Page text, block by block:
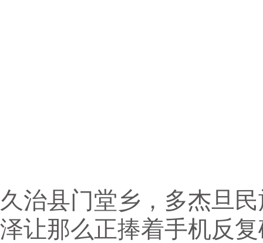
久治县门堂乡，多杰旦
泽让那么正捧着手机反